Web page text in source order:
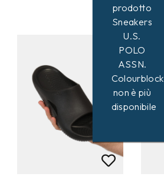
prodotto
Sneakers
U.S.
POLO
ASSN.
Colourblock
non è più
disponibile